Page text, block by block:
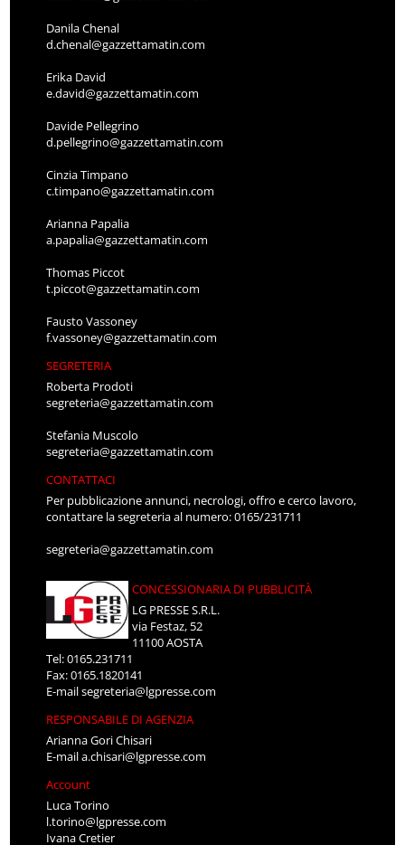
Danila Chenal
d.chenal@gazzettamatin.com
Erika David
e.david@gazzettamatin.com
Davide Pellegrino
d.pellegrino@gazzettamatin.com
Cinzia Timpano
c.timpano@gazzettamatin.com
Arianna Papalia
a.papalia@gazzettamatin.com
Thomas Piccot
t.piccot@gazzettamatin.com
Fausto Vassoney
f.vassoney@gazzettamatin.com
SEGRETERIA
Roberta Prodoti
segreteria@gazzettamatin.com
Stefania Muscolo
segreteria@gazzettamatin.com
CONTATTACI
Per pubblicazione annunci, necrologi, offro e cerco lavoro,
contattare la segreteria al numero: 0165/231711
segreteria@gazzettamatin.com
CONCESSIONARIA DI PUBBLICITÀ
LG PRESSE S.R.L.
via Festaz, 52
11100 AOSTA
Tel: 0165.231711
Fax: 0165.1820141
E-mailsegreteria@lgpresse.com
RESPONSABILE DI AGENZIA
Arianna Gori Chisari
E-maila.chisari@lgpresse.com
Account
Luca Torino
l.torino@lgpresse.com
Ivana Cretier